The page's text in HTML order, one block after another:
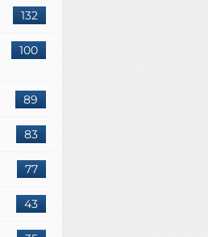
132
100
89
83
77
43